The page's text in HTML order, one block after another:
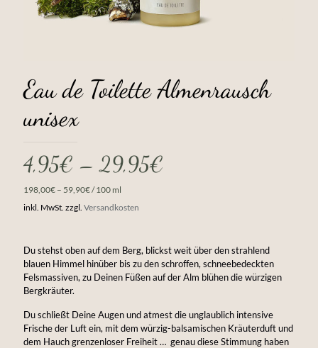
Eau de Toilette Almenrausch
unisex
4,95€ –29,95€
198,00€ – 59,90€/100 ml
inkl. MwSt. zzgl. Versandkosten
Du stehst oben auf dem Berg, blickst weit über den strahlend
blauen Himmel hinüber bis zu den schroffen, schneebedeckten
Felsmassiven, zu Deinen Füßen auf der Alm blühen die würzigen
Bergkräuter.
Du schließt Deine Augen und atmest die unglaublich intensive
Frische der Luft ein, mit dem würzig-balsamischen Kräuterduft und
dem Hauch grenzenloser Freiheit … genau diese Stimmung haben